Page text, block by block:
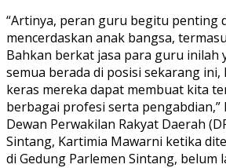
“Artinya, peran guru begitu penting
mencerdaskan anak bangsa,
Bahkan berkat jasa para guru inilah
semua berada di posisi sekarang
keras mereka dapat membuat kita
berbagai profesi serta pengabdian,”
Dewan Perwakilan Rakyat Daerah
Sintang, Kartimia Mawarni ketika
di Gedung Parlemen Sintang, belum